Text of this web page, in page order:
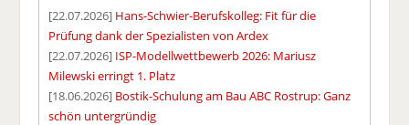
[22.07.2026] Hans-Schwier-Berufskolleg: Fit für die
Prüfung dank der Spezialisten von Ardex
[22.07.2026] ISP-Modellwettbewerb 2026: Mariusz
Milewski erringt 1. Platz
[18.06.2026] Bostik-Schulung am Bau ABC Rostrup: Ganz
schön untergründig